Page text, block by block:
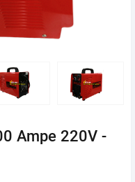
Ampe 220V -